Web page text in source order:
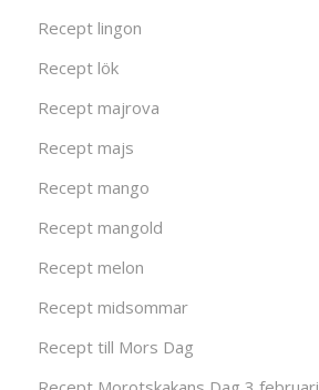
Recept lingon
Recept lök
Recept majrova
Recept majs
Recept mango
Recept mangold
Recept melon
Recept midsommar
Recept till Mors Dag